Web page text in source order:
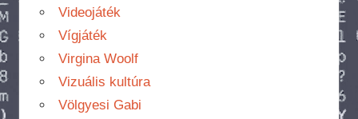
Videojáték
Vígjáték
Virgina Woolf
Vizuális kultúra
Völgyesi Gabi